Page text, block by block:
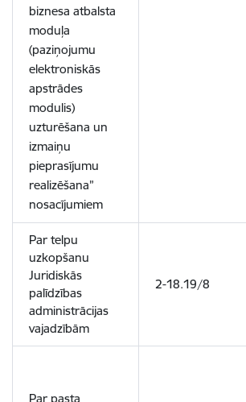
biznesa atbalsta
moduļa
(paziņojumu
elektroniskās
apstrādes
modulis)
uzturēšana un
izmaiņu
pieprasījumu
realizēšana”
nosacījumiem
Par telpu
uzkopšanu
Juridiskās
palīdzības
administrācijas
vajadzībām
2-18.19/8
Par pasta